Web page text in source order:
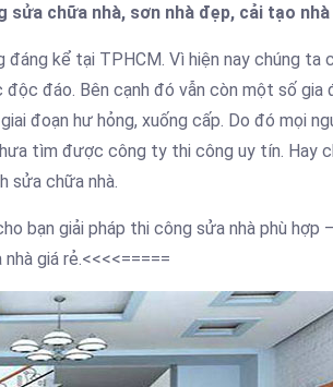
chữa nhà, sơn nhà đẹp, cải tạo nhà
kể tại TPHCM. Vì hiện nay chúng ta
đáo. Bên cạnh đó vẫn còn một số gia
đoạn hư hỏng, xuống cấp. Do đó mọi
tìm được công ty thi công uy tín. Hay
sửa chữa nhà.
bạn giải pháp thi công sửa nhà phù hợp
giá rẻ.<<<<=====